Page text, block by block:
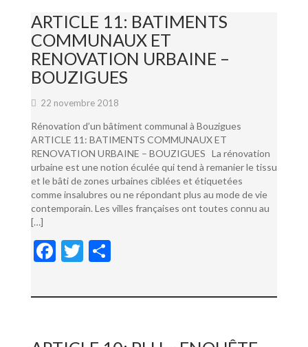
ARTICLE 11: BATIMENTS
COMMUNAUX ET
RENOVATION URBAINE –
BOUZIGUES
22 novembre 2018
Rénovation d’un bâtiment communal à Bouzigues
ARTICLE 11: BATIMENTS COMMUNAUX ET
RENOVATION URBAINE – BOUZIGUES La rénovation
urbaine est une notion éculée qui tend à remanier le tissu
et le bâti de zones urbaines ciblées et étiquetées
comme insalubres ou ne répondant plus au mode de vie
contemporain. Les villes françaises ont toutes connu au
[…]
F
e
o
T
itt ta
er